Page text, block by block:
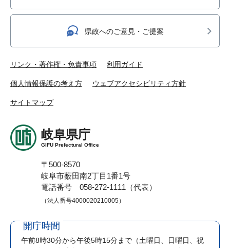
県政へのご意見・ご提案
リンク・著作権・免責事項 利用ガイド
個人情報保護の考え方 ウェブアクセシビリティ方針
サイトマップ
岐阜県庁
GIFU Prefectural Office
〒500-8570
岐阜市薮田南2丁目1番1号
電話番号 058-272-1111（代表）
（法人番号4000020210005）
開庁時間
午前8時30分から午後5時15分まで （土曜日、日曜日、祝